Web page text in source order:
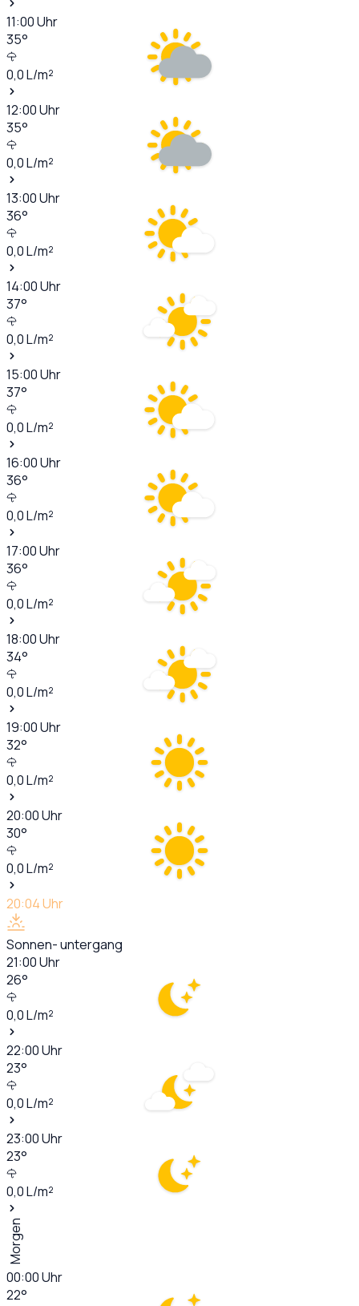
11:00Uhr
35°
0,0L/m²
12:00Uhr
35°
0,0L/m²
13:00Uhr
36°
0,0L/m²
14:00Uhr
37°
0,0L/m²
15:00Uhr
37°
0,0L/m²
16:00Uhr
36°
0,0L/m²
17:00Uhr
36°
0,0L/m²
18:00Uhr
34°
0,0L/m²
19:00Uhr
32°
0,0L/m²
20:00Uhr
30°
0,0L/m²
20:04Uhr
Sonnen- untergang
21:00Uhr
26°
0,0L/m²
22:00Uhr
23°
0,0L/m²
23:00Uhr
23°
0,0L/m²
Morgen
00:00Uhr
22°